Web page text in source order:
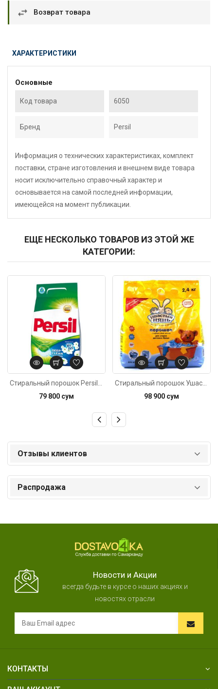
Возврат товара
ХАРАКТЕРИСТИКИ
Основные
Код товара 6050
Бренд Persil
Информация о технических характеристиках, комплект
поставки, стране изготовления и внешнем виде товара
носит исключительно справочный характер и
основывается на самой последней информации,
имеющейся на момент публикации.
ЕЩЕ НЕСКОЛЬКО ТОВАРОВ ИЗ ЭТОЙ ЖЕ
КАТЕГОРИИ:
79 800 сум
Код: 4097
98 900 сум
Код: 4904
Отзывы клиентов
Распродажа
Новости и Акции
всегда будьте в курсе о наших акциях и
новостях отрасли
КОНТАКТЫ